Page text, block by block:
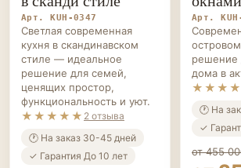
Светлая современная
кухня в скандинавском
стиле — идеальное
решение для семей,
ценящих простор,
функциональность и уют.
★★★★★ 2 отзыва
🕐 На заказ 30-45 дней
✓ Гарантия До 10 лет
от 325 000₽
решение
дома в
🕐 На
✓
от 455
от